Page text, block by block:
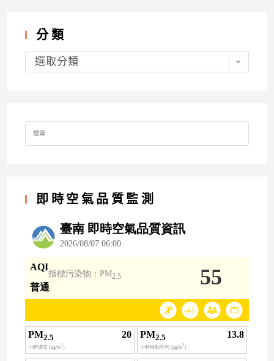
分類
分
類選取分類
Search
for:
即時空氣品質監測